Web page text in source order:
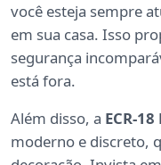
você esteja sempre
em sua casa. Isso
segurança
está fora.
Além disso, a ECR-
moderno e discreto,